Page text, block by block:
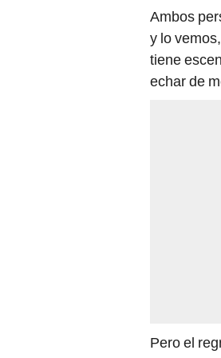
Ambos
y lo
tiene
echar de
Pero el